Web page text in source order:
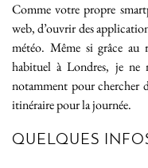
Comme votre propre
web, d’ouvrir des
météo. Même si grâce
habituel à Londres, je ne
notamment pour chercher
itinéraire pour la journée.
QUELQUES